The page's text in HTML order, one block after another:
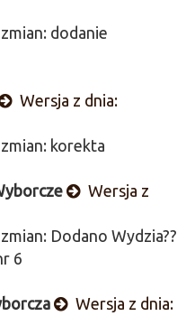
dodanie
Wersja z dnia:
korekta
Wersja z
Dodano Wydzia??
6
Wersja z dnia: